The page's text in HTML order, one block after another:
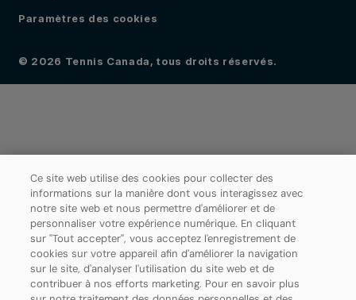
Paramètres des cookies
© 2026 Tennis Canada, tous droits réservés.
Ce site web utilise des cookies pour collecter des
informations sur la manière dont vous interagissez avec
notre site web et nous permettre d'améliorer et de
personnaliser votre expérience numérique. En cliquant
sur "Tout accepter", vous acceptez l'enregistrement de
cookies sur votre appareil afin d'améliorer la navigation
sur le site, d'analyser l'utilisation du site web et de
contribuer à nos efforts marketing. Pour en savoir plus